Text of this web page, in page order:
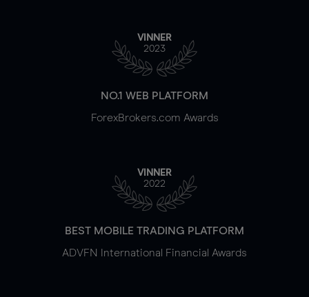
VINNER
2023
NO.1 WEB PLATFORM
ForexBrokers.com Awards
VINNER
2022
BEST MOBILE TRADING PLATFORM
ADVFN International Financial Awards